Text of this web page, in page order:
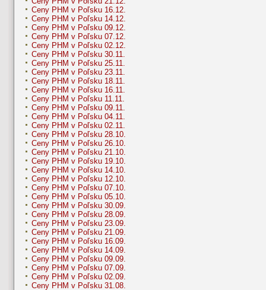
Ceny PHM v Poľsku 16.12.
Ceny PHM v Poľsku 14.12.
Ceny PHM v Poľsku 09.12.
Ceny PHM v Poľsku 07.12.
Ceny PHM v Poľsku 02.12.
Ceny PHM v Poľsku 30.11.
Ceny PHM v Poľsku 25.11.
Ceny PHM v Poľsku 23.11.
Ceny PHM v Poľsku 18.11.
Ceny PHM v Poľsku 16.11.
Ceny PHM v Poľsku 11.11.
Ceny PHM v Poľsku 09.11.
Ceny PHM v Poľsku 04.11.
Ceny PHM v Poľsku 02.11.
Ceny PHM v Poľsku 28.10.
Ceny PHM v Poľsku 26.10.
Ceny PHM v Poľsku 21.10.
Ceny PHM v Poľsku 19.10.
Ceny PHM v Poľsku 14.10.
Ceny PHM v Poľsku 12.10.
Ceny PHM v Poľsku 07.10.
Ceny PHM v Poľsku 05.10.
Ceny PHM v Poľsku 30.09.
Ceny PHM v Poľsku 28.09.
Ceny PHM v Poľsku 23.09.
Ceny PHM v Poľsku 21.09.
Ceny PHM v Poľsku 16.09.
Ceny PHM v Poľsku 14.09.
Ceny PHM v Poľsku 09.09.
Ceny PHM v Poľsku 07.09.
Ceny PHM v Poľsku 02.09.
Ceny PHM v Poľsku 31.08.